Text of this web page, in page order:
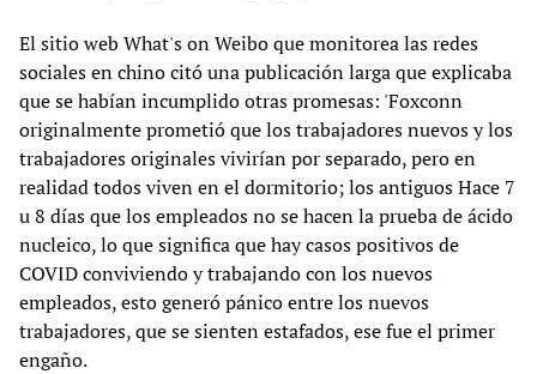
El sitio web What's on Weibo que monitorea las redes
sociales en chino citó una publicación larga que explicaba
que se habían incumplido otras promesas: 'Foxconn
originalmente prometió que los trabajadores nuevos y los
trabajadores originales vivirían por separado, pero en
realidad todos viven en el dormitorio; los antiguos Hace 7
u 8 días que los empleados no se hacen la prueba de ácido
nucleico, lo que significa que hay casos positivos de
COVID conviviendo y trabajando con los nuevos
empleados, esto generó pánico entre los nuevos
trabajadores, que se sienten estafados, ese fue el primer
engaño.